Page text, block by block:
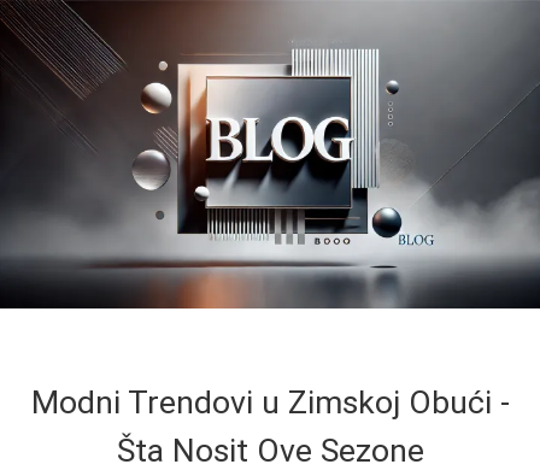
Modni Trendovi u Zimskoj Obući -
Šta Nosit Ove Sezone